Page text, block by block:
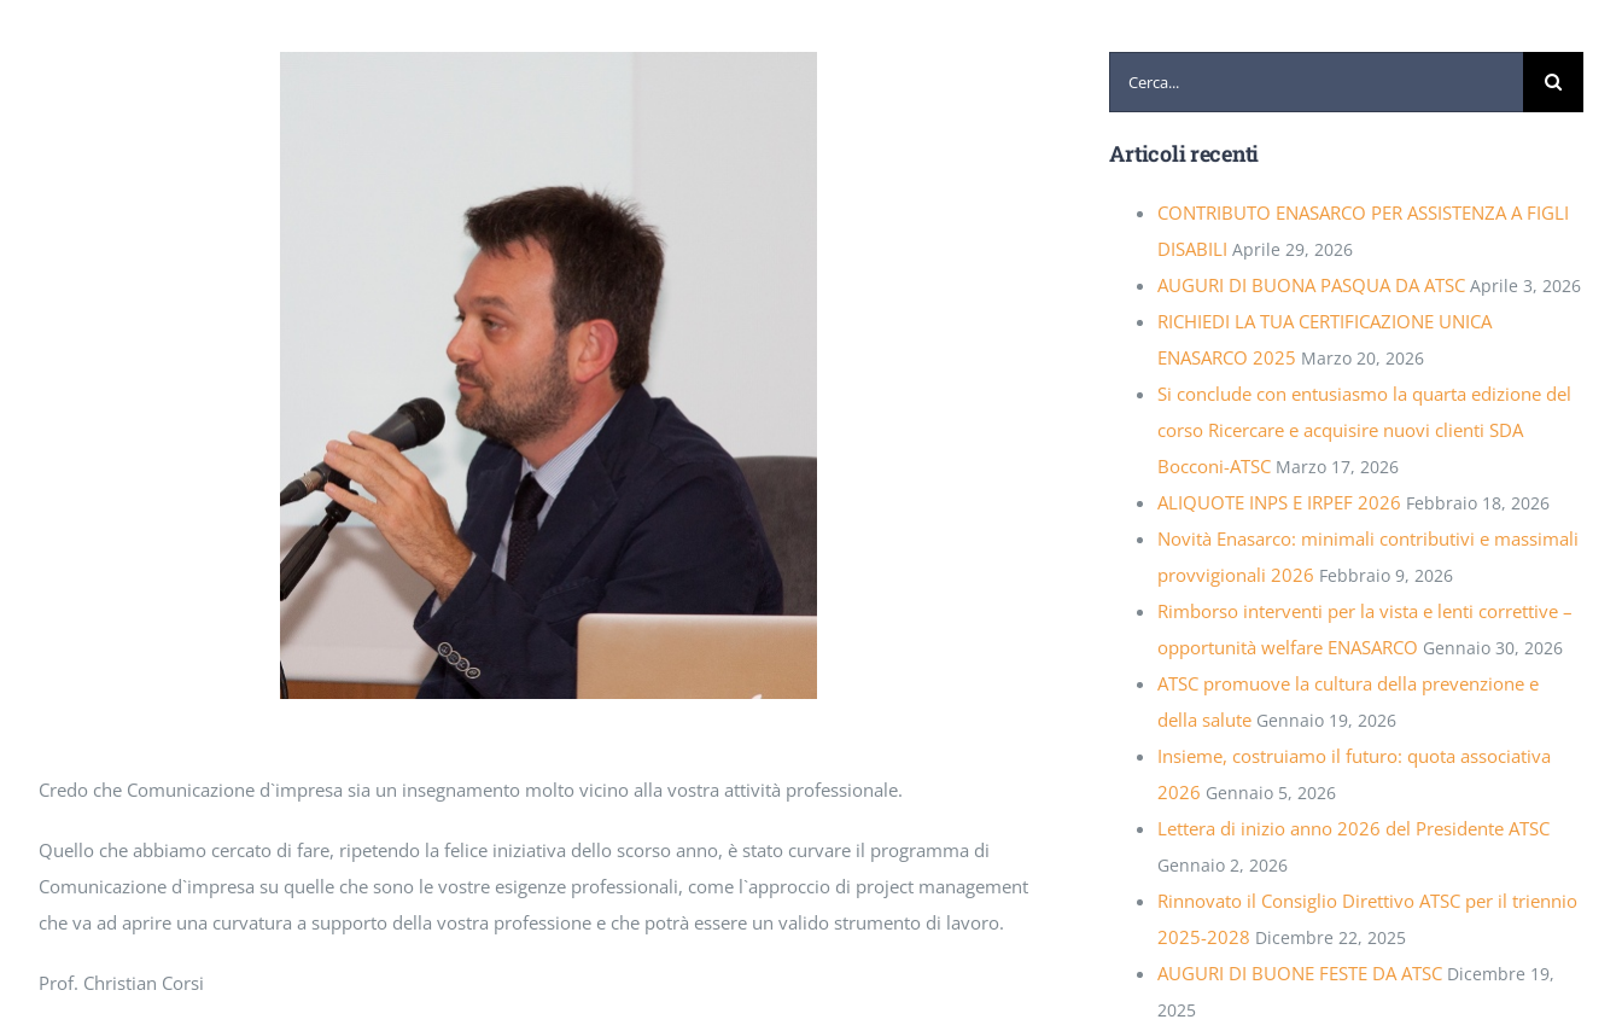
Credo che Comunicazione d`impresa sia un insegnamento molto vicino alla vostra attività professionale.
Quello che abbiamo cercato di fare, ripetendo la felice iniziativa dello scorso anno, è stato curvare il programma di
Comunicazione d`impresa su quelle che sono le vostre esigenze professionali, come l`approccio di project management
che va ad aprire una curvatura a supporto della vostra professione e che potrà essere un valido strumento di lavoro.
Prof. Christian Corsi
Articoli recenti
CONTRIBUTO ENASARCO PER ASSISTENZA A FIGLI
DISABILI Aprile 29, 2026
AUGURI DI BUONA PASQUA DA ATSC Aprile 3, 2026
RICHIEDI LA TUA CERTIFICAZIONE UNICA
ENASARCO 2025 Marzo 20, 2026
Si conclude con entusiasmo la quarta edizione del
corso Ricercare e acquisire nuovi clienti SDA
Bocconi-ATSC Marzo 17, 2026
ALIQUOTE INPS E IRPEF 2026 Febbraio 18, 2026
Novità Enasarco: minimali contributivi e massimali
provvigionali 2026 Febbraio 9, 2026
Rimborso interventi per la vista e lenti correttive –
opportunità welfare ENASARCO Gennaio 30, 2026
ATSC promuove la cultura della prevenzione e
della salute Gennaio 19, 2026
Insieme, costruiamo il futuro: quota associativa
2026 Gennaio 5, 2026
Lettera di inizio anno 2026 del Presidente ATSC
Gennaio 2, 2026
Rinnovato il Consiglio Direttivo ATSC per il triennio
2025-2028 Dicembre 22, 2025
AUGURI DI BUONE FESTE DA ATSC Dicembre 19,
2025